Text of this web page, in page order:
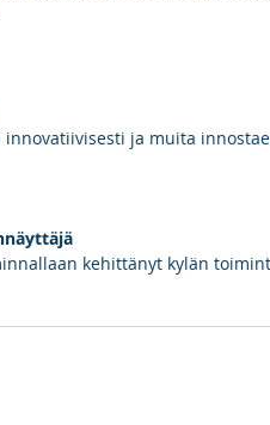
ja muita
kehittänyt kylän